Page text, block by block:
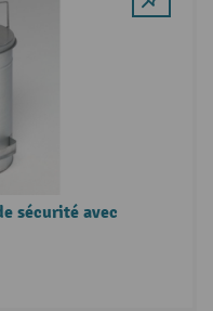
sécurité avec